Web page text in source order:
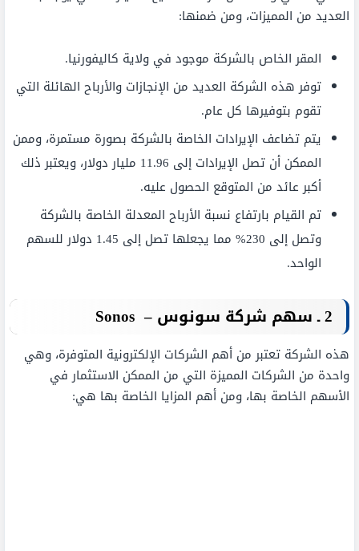
العديد من المميزات، ومن ضمنها:
المقر الخاص بالشركة موجود في ولاية كاليفورنيا.
توفر هذه الشركة العديد من الإنجازات والأرباح الهائلة التي
تقوم بتوفيرها كل عام.
يتم تضاعف الإيرادات الخاصة بالشركة بصورة مستمرة، وممن
الممكن أن تصل الإيرادات إلى 11.96 مليار دولار، ويعتبر ذلك
أكبر عائد من المتوقع الحصول عليه.
تم القيام بارتفاع نسبة الأرباح المعدلة الخاصة بالشركة
وتصل إلى 230% مما يجعلها تصل إلى 1.45 دولار للسهم
الواحد.
2ـ سهم شركة سونوس –
هذه الشركة تعتبر من أهم الشركات الإلكترونية المتوفرة، وهي
واحدة من الشركات المميزة التي من الممكن الاستثمار في
الأسهم الخاصة بها، ومن أهم المزايا الخاصة بها هي: